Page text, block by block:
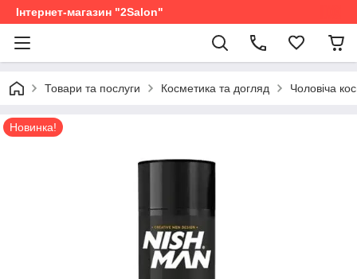
Інтернет-магазин "2Salon"
Товари та послуги Косметика та догляд Чоловіча
Новинка!